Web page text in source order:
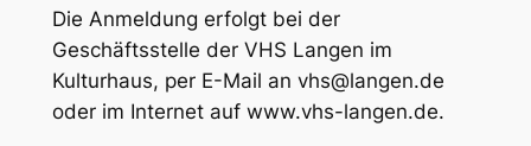
Die Anmeldung erfolgt bei der
Geschäftsstelle der VHS Langen im
Kulturhaus, per E-Mail an vhs@langen.de
oder im Internet auf www.vhs-langen.de.